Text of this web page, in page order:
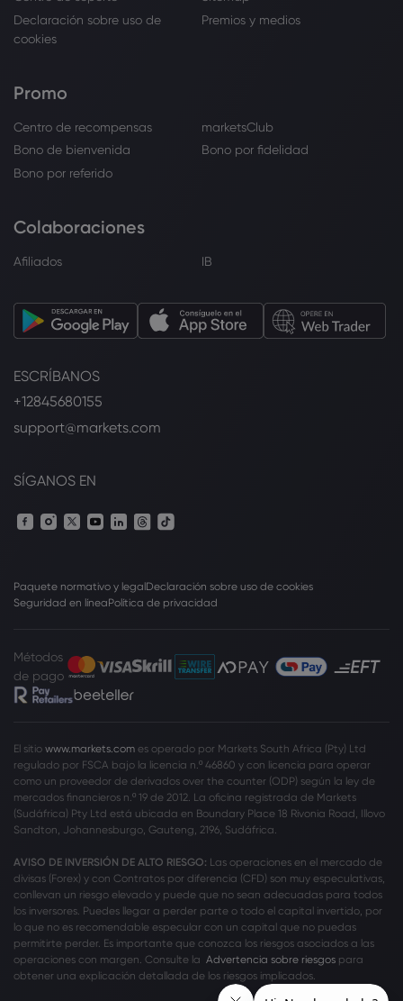
Declaración sobre uso de
cookies
Premios y medios
Promo
Centro de recompensas
marketsClub
Bono de bienvenida
Bono por fidelidad
Bono por referido
Colaboraciones
Afiliados IB
ESCRÍBANOS
+12845680155
support@markets.com
SÍGANOS EN
Paquete normativo y legalDeclaración sobre uso de cookies
Seguridad en líneaPolítica de privacidad
Métodos
de pago
El sitio www.markets.com es operado por Markets South Africa (Pty) Ltd
regulado por FSCA bajo la licencia n.º 46860 y con licencia para operar
como un proveedor de derivados over the counter (ODP) según la ley de
mercados financieros n.º 19 de 2012. La oficina registrada de Markets
(Sudáfrica) Pty Ltd está ubicada en Boundary Place 18 Rivonia Road, Illovo
Sandton, Johannesburgo, Gauteng, 2196, Sudáfrica.
AVISO DE INVERSIÓN DE ALTO RIESGO: Las operaciones en el mercado de
divisas (Forex) y con Contratos por diferencia (CFD) son muy especulativas,
conllevan un riesgo elevado y puede que no sean adecuadas para todos
los inversores. Puedes llegar a perder parte o todo el capital invertido, por
lo que no es recomendable especular con un capital que no puedas
permitirte perder. Es importante que conozca los riesgos asociados a las
operaciones con margen. Consulte la Advertencia sobre riesgos para
obtener una explicación detallada de los riesgos implicados.